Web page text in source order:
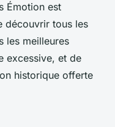
Émotion est
découvrir tous les
les meilleures
excessive, et de
historique offerte